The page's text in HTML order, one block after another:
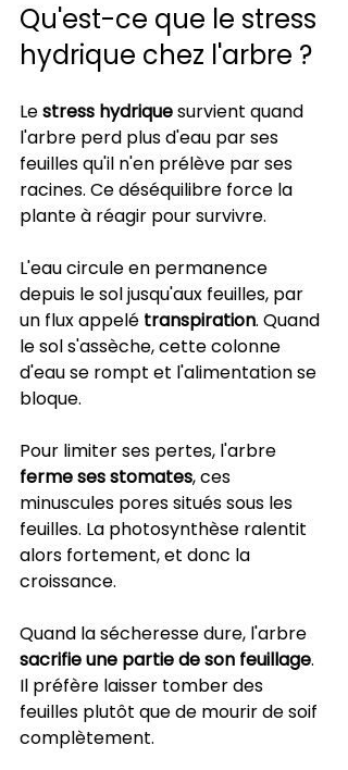
Qu'est-ce que le stress
hydrique chez l'arbre ?
Le stress hydrique survient quand
l'arbre perd plus d'eau par ses
feuilles qu'il n'en prélève par ses
racines. Ce déséquilibre force la
plante à réagir pour survivre.
L'eau circule en permanence
depuis le sol jusqu'aux feuilles, par
un flux appelé transpiration. Quand
le sol s'assèche, cette colonne
d'eau se rompt et l'alimentation se
bloque.
Pour limiter ses pertes, l'arbre
ferme ses stomates, ces
minuscules pores situés sous les
feuilles. La photosynthèse ralentit
alors fortement, et donc la
croissance.
Quand la sécheresse dure, l'arbre
sacrifie une partie de son feuillage.
Il préfère laisser tomber des
feuilles plutôt que de mourir de soif
complètement.